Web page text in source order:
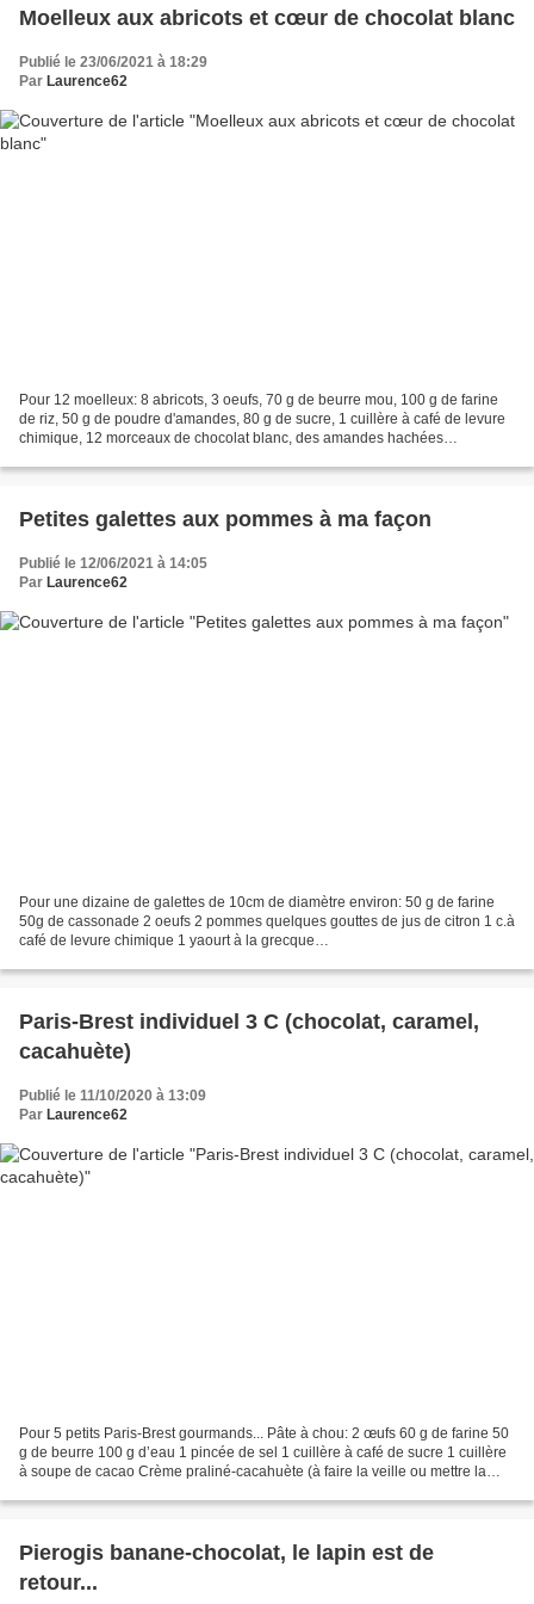
Moelleux aux abricots et cœur de chocolat blanc
Publié le 23/06/2021 à 18:29
Par Laurence62
Pour 12 moelleux: 8 abricots, 3 oeufs, 70 g de beurre mou, 100 g de farine
de riz, 50 g de poudre d'amandes, 80 g de sucre, 1 cuillère à café de levure
chimique, 12 morceaux de chocolat blanc, des amandes hachées
Petites galettes aux pommes à ma façon
Publié le 12/06/2021 à 14:05
Par Laurence62
Pour une dizaine de galettes de 10cm de diamètre environ: 50 g de farine
50g de cassonade 2 oeufs 2 pommes quelques gouttes de jus de citron 1 c.à
café de levure chimique 1 yaourt à la grecque
Paris-Brest individuel 3 C (chocolat, caramel,
cacahuète)
Publié le 11/10/2020 à 13:09
Par Laurence62
Pour 5 petits Paris-Brest gourmands... Pâte à chou: 2 œufs 60 g de farine 50
g de beurre 100 g d’eau 1 pincée de sel 1 cuillère à café de sucre 1 cuillère
à soupe de cacao Crème praliné-cacahuète (à faire la veille ou mettre la
Pierogis banane-chocolat, le lapin est de
retour...